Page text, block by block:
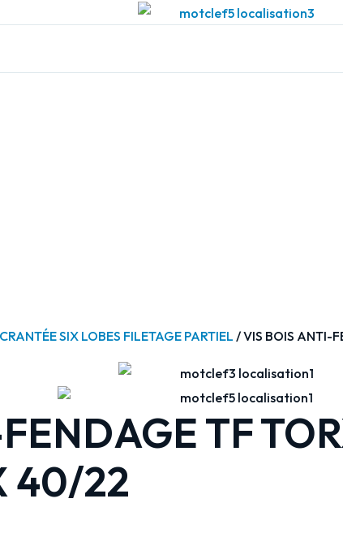
SIX LOBES FILETAGE PARTIEL / VIS BOIS ANTI-
TF
40/22